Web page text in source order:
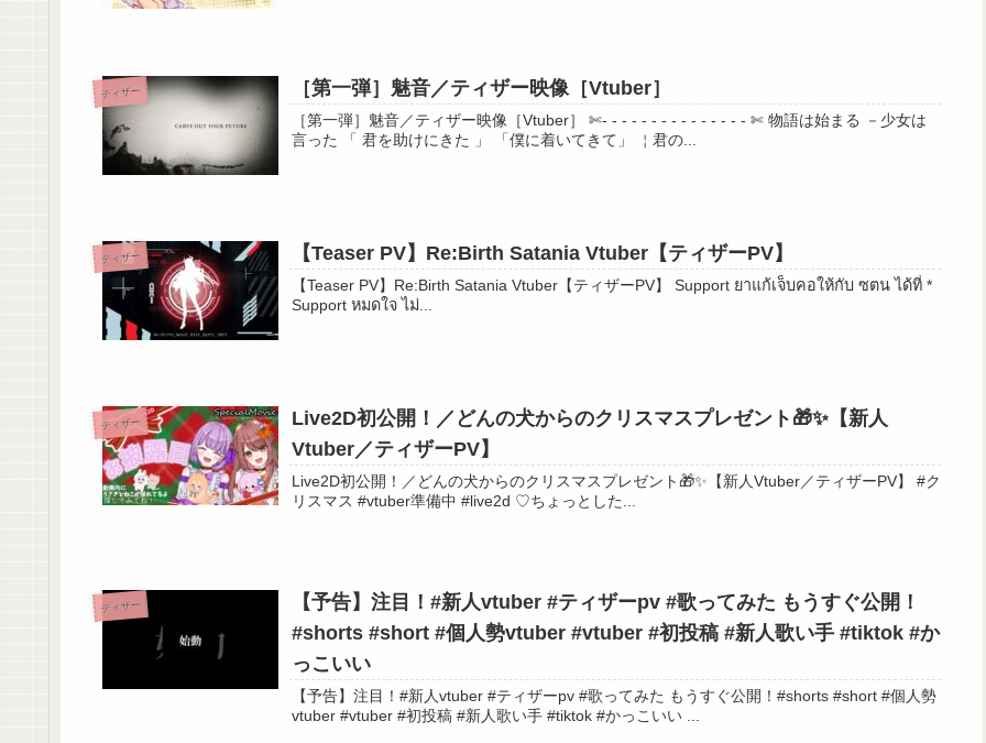
https://konasu.booth.pm
🐈LINEスタンプ🍆
https://store.line.me/stickershop/product/19320625/ja
✼••┈┈┈┈••✼••┈┈┈┈••✼
#ティザーPV
＃新人Vtuber
＃よるいちゃんねる
＃Vtuber
#個人vtuber
総合タグ→＃夜市こなす
ファンアート🎨→#こなす画伯
ファンネーム😆→#よるいち族
ファンマーク→🌃🐈🍆
エゴサ👀→#夜市こなす
ティザー ［第一弾］魅音／ティザー映像［Vtuber］
［第一弾］魅音／ティザー映像［Vtuber］ ✄- - - - - - - - - - - - - - - ✄ 物語は始まる －少女は
言った 「 君を助けにきた 」 「僕に着いてきて」 ￤君の...
ティザー 【Teaser PV】Re:Birth Satania Vtuber【ティザーPV】
【Teaser PV】Re:Birth Satania Vtuber【ティザーPV】 Support ยาแก้เจ็บคอให้กับ ซตน ได้ที่ *
Support หมดใจ ไม่...
ティザー
Live2D初公開！／どんの犬からのクリスマスプレゼント🎁✨【新人
Vtuber／ティザーPV】
Live2D初公開！／どんの犬からのクリスマスプレゼント🎁✨【新人Vtuber／ティザーPV】 #ク
リスマス #vtuber準備中 #live2d ♡ちょっとした...
ティザー
【予告】注目！#新人vtuber #ティザーpv #歌ってみた もうすぐ公開！
#shorts #short #個人勢vtuber #vtuber #初投稿 #新人歌い手 #tiktok #か
っこいい
【予告】注目！#新人vtuber #ティザーpv #歌ってみた もうすぐ公開！#shorts #short #個人勢